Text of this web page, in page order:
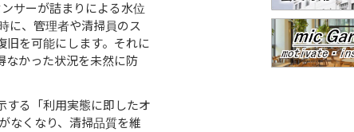
サーが詰まりによる⽔位
に、管理者や清掃員のス
旧を可能にします。それに
なかった状況を未然に防
する「利⽤実態に即したオ
なくなり、清掃品質を維